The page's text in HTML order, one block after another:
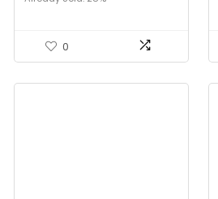
0